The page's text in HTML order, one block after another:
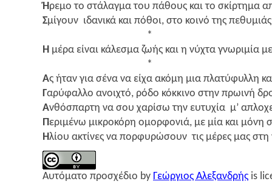
Ήρεμο το στά­λαγ­μα του πάθους και το σκίρ­τη­μα
Σμίγουν ιδα­νι­κά και πόθοι, στο κοι­νό της πεθυ­μιάς
*
Η μέρα είναι κάλε­σμα ζωής και η νύχτα γνω­ρι­μία
*
Ας ήταν για σένα να είχα ακό­μη μια πλα­τύ­φυλ­λη
Γαρύ­φαλ­λο ανοι­χτό, ρόδο κόκ­κι­νο στην πρω­ι­νή
Ανθό­σπαρ­τη να σου χαρί­σω την ευτυ­χία μ’
Περι­μέ­νω μικρο­κό­ρη ομορ­φο­νιά, με μία και μόνη
Ηλίου ακτί­νες να πορ­φυ­ρώ­σουν τις μέρες μας στη
Αυτό­μα­το προ­σχέ­διο by Γεώρ­γιος Αλε­ξαν­δρής is